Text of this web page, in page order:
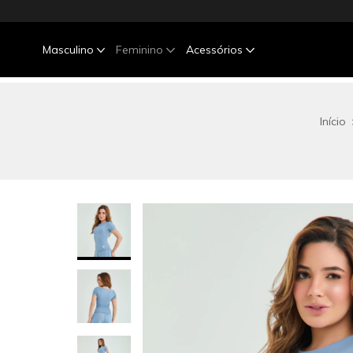
Masculino Feminino Acessórios
Início